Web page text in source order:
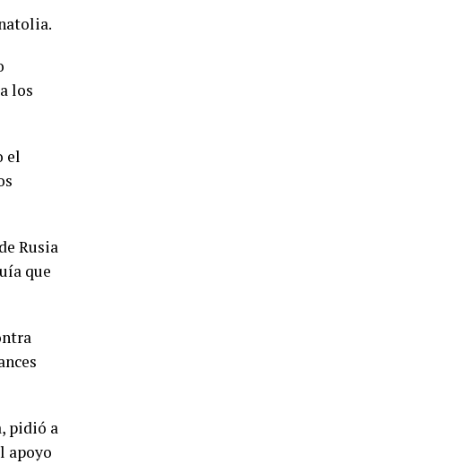
los
el
Rusia
que
pidió a
apoyo